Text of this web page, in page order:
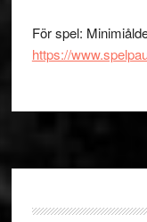
För spel:
https://